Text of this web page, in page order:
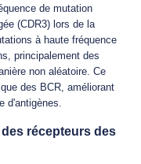
de mutation
(CDR3) lors de la
à haute fréquence
principalement des
non aléatoire. Ce
des BCR, améliorant
d'antigènes.
récepteurs des